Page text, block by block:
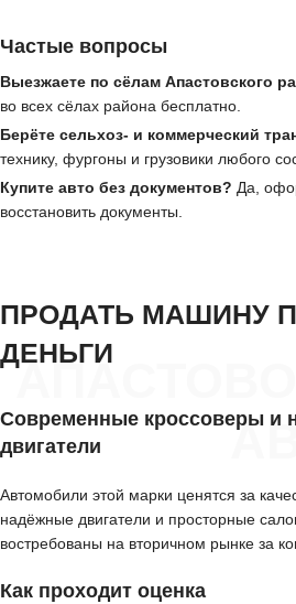
Частые вопросы
Выезжаете по сёлам Апастовского
во всех сёлах района бесплатно.
Берёте сельхоз- и коммерческий
технику, фургоны и грузовики любого
Купите авто без документов? Да,
восстановить документы.
ПРОДАТЬ МАШИНУ
ДЕНЬГИ
Современные кроссоверы и
двигатели
Автомобили этой марки ценятся за
надёжные двигатели и просторные
востребованы на вторичном рынке за
Как проходит оценка